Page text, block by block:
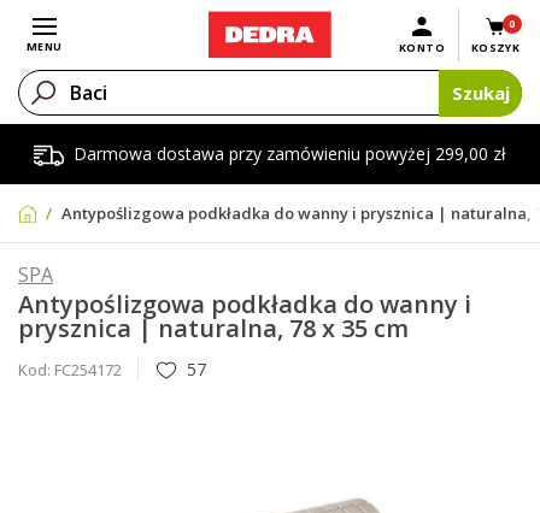
Darmowa dostawa przy zamówieniu powyżej 299,00 zł
Otwórz menu
MENU
0
KOSZYK
KONTO
Szukaj
Antypoślizgowa podkładka do wanny i prysznica | naturalna,
SPA
Antypoślizgowa podkładka do wanny i
prysznica | naturalna, 78 x 35 cm
Kod: FC254172 57